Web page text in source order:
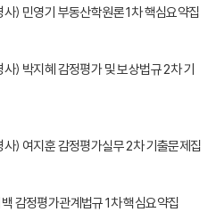
) 민영기 부동산학원론 1차 핵심요약집
) 박지혜 감정평가 및 보상법규 2차 기
) 여지훈 감정평가실무 2차 기출문제집
감정평가관계법규 1차 핵심요약집